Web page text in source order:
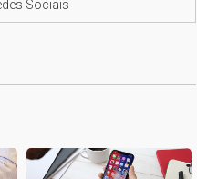
Sociais